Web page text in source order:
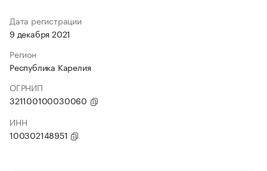
Дата регистрации
9 декабря 2021
Регион
Республика Карелия
ОГРНИП
321100100030060
ИНН
100302148951